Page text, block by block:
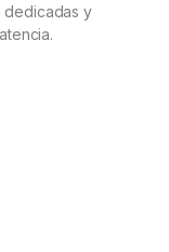
dedicadas y